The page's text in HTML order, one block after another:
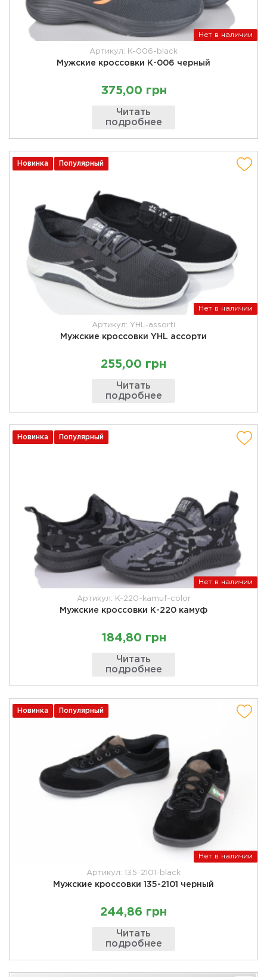
Нет в наличии
Артикул: K-006-black
Мужские кроссовки К-006 черный
375,00 грн
Читать
подробнее
Новинка Популярный
Нет в наличии
Артикул: YHL-assorti
Мужские кроссовки YHL ассорти
255,00 грн
Читать
подробнее
Новинка Популярный
Нет в наличии
Артикул: K-220-kamuf-color
Мужские кроссовки К-220 камуф
184,80 грн
Читать
подробнее
Новинка Популярный
Нет в наличии
Артикул: 135-2101-black
Мужские кроссовки 135-2101 черный
244,86 грн
Читать
подробнее